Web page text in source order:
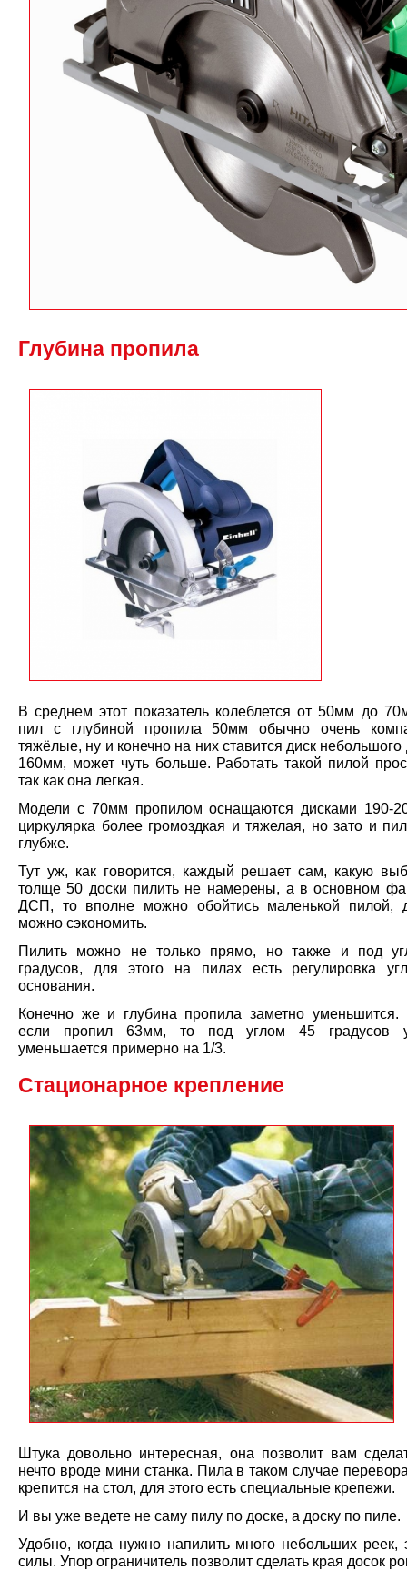
Глубина пропила
В среднем этот показатель колеблется от 50мм до
пил с глубиной пропила 50мм обычно очень
тяжёлые, ну и конечно на них ставится диск
160мм, может чуть больше. Работать такой пилой
так как она легкая.
Модели с 70мм пропилом оснащаются дисками 190-
циркулярка более громоздкая и тяжелая, но зато и
глубже.
Тут уж, как говорится, каждый решает сам, какую
толще 50 доски пилить не намерены, а в основном
ДСП, то вполне можно обойтись маленькой пилой,
можно сэкономить.
Пилить можно не только прямо, но также и под
градусов, для этого на пилах есть регулировка
основания.
Конечно же и глубина пропила заметно уменьшится.
если пропил 63мм, то под углом 45 градусов
уменьшается примерно на 1/3.
Стационарное крепление
Штука довольно интересная, она позволит вам
нечто вроде мини станка. Пила в таком случае
крепится на стол, для этого есть специальные крепежи.
И вы уже ведете не саму пилу по доске, а доску по пиле.
Удобно, когда нужно напилить много небольших реек,
силы. Упор ограничитель позволит сделать края досок